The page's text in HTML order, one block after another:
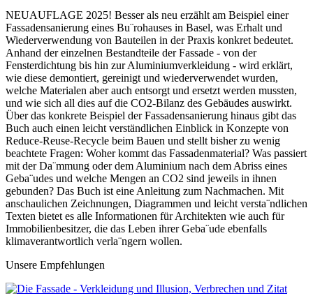
NEUAUFLAGE 2025! Besser als neu erzählt am Beispiel einer
Fassadensanierung eines Bu¨rohauses in Basel, was Erhalt und
Wiederverwendung von Bauteilen in der Praxis konkret bedeutet.
Anhand der einzelnen Bestandteile der Fassade - von der
Fensterdichtung bis hin zur Aluminiumverkleidung - wird erklärt,
wie diese demontiert, gereinigt und wiederverwendet wurden,
welche Materialen aber auch entsorgt und ersetzt werden mussten,
und wie sich all dies auf die CO2-Bilanz des Gebäudes auswirkt.
Über das konkrete Beispiel der Fassadensanierung hinaus gibt das
Buch auch einen leicht verständlichen Einblick in Konzepte von
Reduce-Reuse-Recycle beim Bauen und stellt bisher zu wenig
beachtete Fragen: Woher kommt das Fassadenmaterial? Was passiert
mit der Da¨mmung oder dem Aluminium nach dem Abriss eines
Geba¨udes und welche Mengen an CO2 sind jeweils in ihnen
gebunden? Das Buch ist eine Anleitung zum Nachmachen. Mit
anschaulichen Zeichnungen, Diagrammen und leicht versta¨ndlichen
Texten bietet es alle Informationen für Architekten wie auch für
Immobilienbesitzer, die das Leben ihrer Geba¨ude ebenfalls
klimaverantwortlich verla¨ngern wollen.
Unsere Empfehlungen